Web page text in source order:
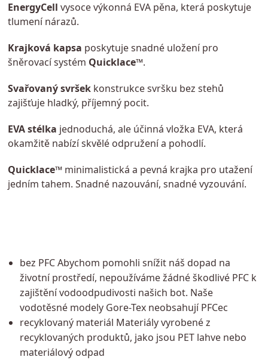
EnergyCell vysoce výkonná EVA pěna, která poskytuje
tlumení nárazů.
Krajková kapsa poskytuje snadné uložení pro
šněrovací systém Quicklace™.
Svařovaný svršekkonstrukce svršku bez stehů
zajišťuje hladký, příjemný pocit.
EVA stélka jednoduchá, ale účinná vložka EVA, která
okamžitě nabízí skvělé odpružení a pohodlí.
Quicklace™minimalistická a pevná krajka pro utažení
jedním tahem. Snadné nazouvání, snadné vyzouvání.
bez PFC Abychom pomohli snížit náš dopad na
životní prostředí, nepoužíváme žádné škodlivé PFC k
zajištění vodoodpudivosti našich bot. Naše
vodotěsné modely Gore-Tex neobsahují PFCec
recyklovaný materiál Materiály vyrobené z
recyklovaných produktů, jako jsou PET lahve nebo
materiálový odpad